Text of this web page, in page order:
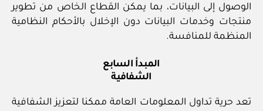
الوصول إلى البيانات، بما يمكن القطاع الخاص من تطوير
منتجات وخدمات البيانات دون الإخلال بالأحكام النظامية
المنظمة للمنافسة.
المبدأ السابع
الشفافية
تعد حرية تداول المعلومات العامة ممكنا لتعزيز الشفافية